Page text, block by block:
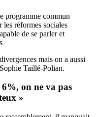
programme commun
les réformes sociales
de se parler et
mais on a aussi
Taillé-Polian.
on ne va pas
»